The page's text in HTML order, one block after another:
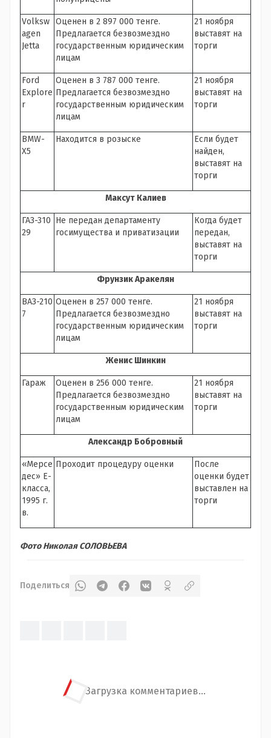
Volksw
agen
Jetta
Оценен в 2 897 000 тенге.
Предлагается безвозмездно
государственным юридическим
лицам
21 ноября
выставят на
торги
Ford
Explore
r
Оценен в 3 787 000 тенге.
Предлагается безвозмездно
государственным юридическим
лицам
21 ноября
выставят на
торги
BMW-
Х5
Находится в розыске
Если будет
найден,
выставят на
торги
Максут Калиев
ГАЗ-310
29
Не передан департаменту
госимущества и приватизации
Когда будет
передан,
выставят на
торги
Фрунзик Аракелян
ВАЗ-210
7
Оценен в 257 000 тенге.
Предлагается безвозмездно
государственным юридическим
лицам
21 ноября
выставят на
торги
Женис Шинкин
Гараж
Оценен в 256 000 тенге.
Предлагается безвозмездно
государственным юридическим
лицам
21 ноября
выставят на
торги
Александр Бобровный
«Мерсе
дес» Е-
класса,
1995 г.
в.
Проходит процедуру оценки
После
оценки будет
выставлен на
торги
Фото Николая СОЛОВЬЕВА
Поделиться
Загрузка комментариев...